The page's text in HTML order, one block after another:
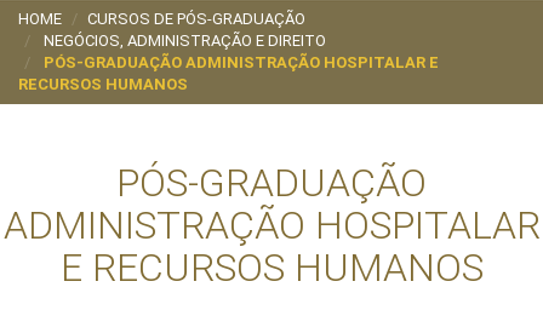
HOME
CURSOS DE PÓS-GRADUAÇÃO
NEGÓCIOS, ADMINISTRAÇÃO E DIREITO
PÓS-GRADUAÇÃO ADMINISTRAÇÃO HOSPITALAR E
RECURSOS HUMANOS
PÓS-GRADUAÇÃO
ADMINISTRAÇÃO HOSPITALAR
E RECURSOS HUMANOS